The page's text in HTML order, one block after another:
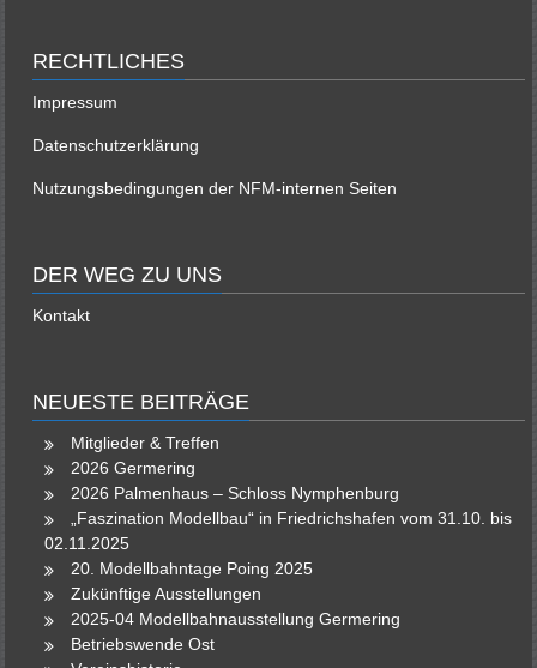
RECHTLICHES
Impressum
Datenschutzerklärung
Nutzungsbedingungen der NFM-internen Seiten
DER WEG ZU UNS
Kontakt
NEUESTE BEITRÄGE
Mitglieder & Treffen
2026 Germering
2026 Palmenhaus – Schloss Nymphenburg
„Faszination Modellbau“ in Friedrichshafen vom 31.10. bis
02.11.2025
20. Modellbahntage Poing 2025
Zukünftige Ausstellungen
2025-04 Modellbahnausstellung Germering
Betriebswende Ost